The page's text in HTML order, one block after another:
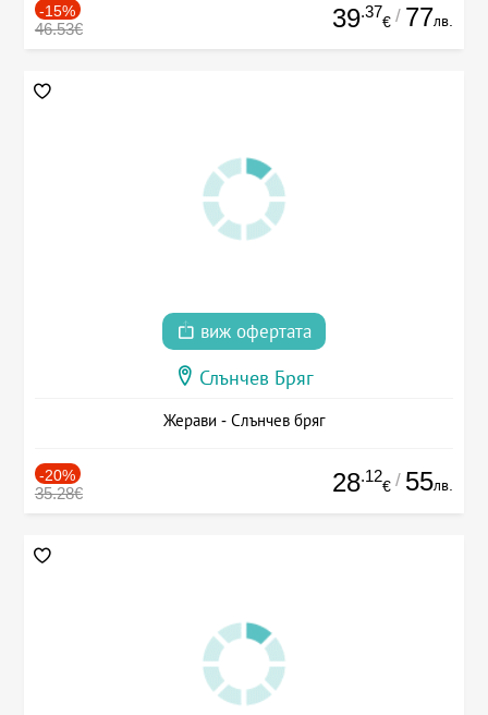
-15%
46.53€ 39.37
€ / 77лв.
виж офертата
Слънчев Бряг
Жерави - Слънчев бряг
-20%
35.28€ 28.12
€ / 55лв.